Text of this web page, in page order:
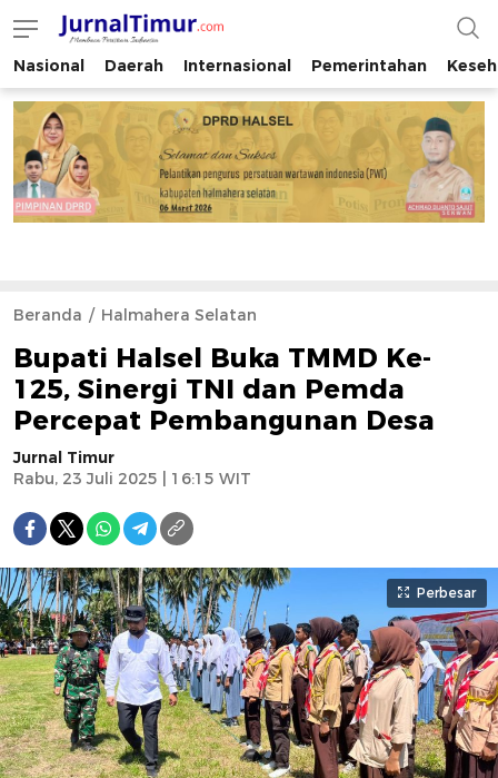
JurnalTimur.com
Membaca Peristiwa Indonesia
Nasional Daerah Internasional Pemerintahan
Beranda Halmahera Selatan
Bupati Halsel Buka TMMD Ke-
125, Sinergi TNI dan Pemda
Percepat Pembangunan Desa
Jurnal Timur
Rabu, 23 Juli 2025 | 16:15 WIT
Perbesar